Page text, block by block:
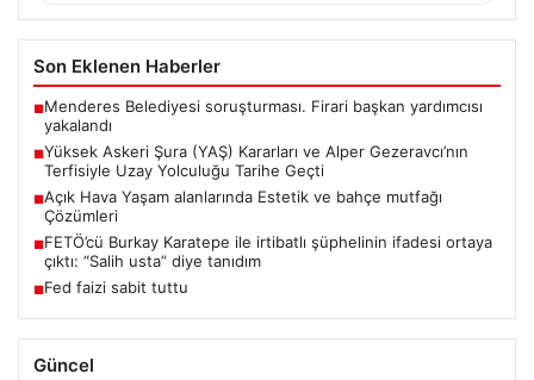
Son Eklenen Haberler
■Menderes Belediyesi soruşturması. Firari başkan yardımcısı
yakalandı
■Yüksek Askeri Şura (YAŞ) Kararları ve Alper Gezeravcı’nın
Terfisiyle Uzay Yolculuğu Tarihe Geçti
■Açık Hava Yaşam alanlarında Estetik ve bahçe mutfağı
Çözümleri
■FETÖ’cü Burkay Karatepe ile irtibatlı şüphelinin ifadesi ortaya
çıktı: “Salih usta” diye tanıdım
■Fed faizi sabit tuttu
Güncel